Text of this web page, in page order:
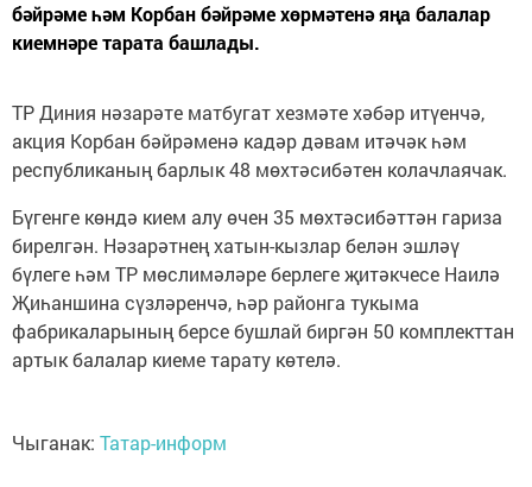
бәйрәме һәм Корбан бәйрәме хөрмәтенә яңа балалар
киемнәре тарата башлады.
ТР Диния нәзарәте матбугат хезмәте хәбәр итүенчә,
акция Корбан бәйрәменә кадәр дәвам итәчәк һәм
республиканың барлык 48 мөхтәсибәтен колачлаячак.
Бүгенге көндә кием алу өчен 35 мөхтәсибәттән гариза
бирелгән. Нәзарәтнең хатын-кызлар белән эшләү
бүлеге һәм ТР мөслимәләре берлеге җитәкчесе Наилә
Җиһаншина сүзләренчә, һәр районга тукыма
фабрикаларының берсе бушлай биргән 50 комплекттан
артык балалар киеме тарату көтелә.
Чыганак: Татар-информ